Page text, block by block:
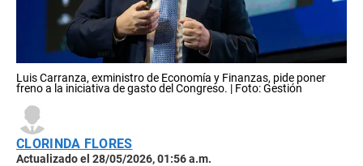
Luis Carranza, exministro de Economía y Finanzas, pide poner
freno a la iniciativa de gasto del Congreso. | Foto: Gestión
CLORINDA FLORES
Actualizado el 28/05/2026, 01:56 a.m.